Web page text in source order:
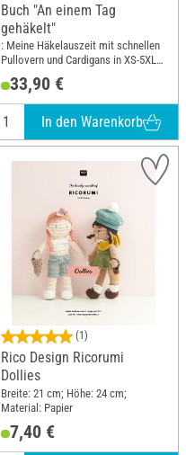
Buch "An einem Tag
gehäkelt"
: Meine Häkelauszeit mit schnellen
Pullovern und Cardigans in XS-5XL,
Decken, Tüchern und Accessoires;
Breite: 19.5 cm; Höhe: 25 cm
33,90 €
In den Warenkorb
(1)
Rico Design Ricorumi
Dollies
Breite: 21 cm; Höhe: 24 cm;
Material: Papier
7,40 €